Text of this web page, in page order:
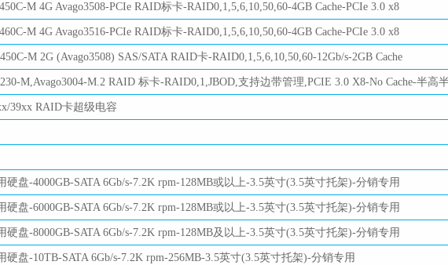
M 4G Avago3508-PCIe RAID标卡-RAID0,1,5,6,10,50,60-4GB Cache-PCIe 3.0 x8
M 4G Avago3516-PCIe RAID标卡-RAID0,1,5,6,10,50,60-4GB Cache-PCIe 3.0 x8
M 2G (Avago3508) SAS/SATA RAID卡-RAID0,1,5,6,10,50,60-12Gb/s-2GB Cache
M,Avago3004-M.2 RAID 标卡-RAID0,1,JBOD,支持边带管理,PCIE 3.0 X8-No Cache-半高
39xx RAID卡超级电容
硬盘-4000GB-SATA 6Gb/s-7.2K rpm-128MB或以上-3.5英寸(3.5英寸托架)-分销专用
硬盘-6000GB-SATA 6Gb/s-7.2K rpm-128MB或以上-3.5英寸(3.5英寸托架)-分销专用
硬盘-8000GB-SATA 6Gb/s-7.2K rpm-128MB及以上-3.5英寸(3.5英寸托架)-分销专用
硬盘-10TB-SATA 6Gb/s-7.2K rpm-256MB-3.5英寸(3.5英寸托架)-分销专用